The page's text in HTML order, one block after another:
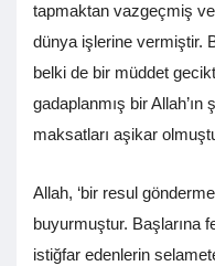
tapmaktan vazgeçmiş
dünya işlerine vermiştir.
belki de bir müddet
gadaplanmış bir
maksatları aşikar
Allah, ‘bir resul
buyurmuştur. Başlarına
istiğfar edenlerin